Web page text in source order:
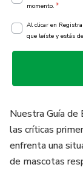
momento. *
Al clicar en
que leíste y estás
Nuestra Guía de
las críticas
enfrenta una
de mascotas